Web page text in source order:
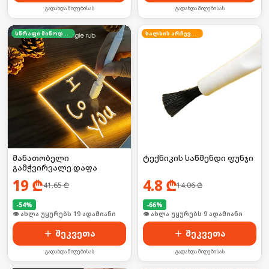
გადახდა მიღებისას გადახდა მიღებისას
სწრაფი მიწოდება
მანათობელი
გამჭვირვალე დაფა
19 ₾41.65₾
-54%
🛒 ბოლო 24სთ-ში იყიდა 26-მა
შეკვეთა
გადახდა მიღებისას
ხალხის არჩევანი
ტექნიკის საწმენდი ფუნჯი
4.8 ₾14.06₾
-66%
🛒 ბოლო 24სთ-ში იყიდა 16-მა
შეკვეთა
გადახდა მიღებისას